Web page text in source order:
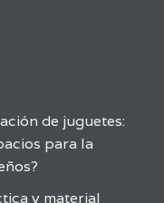
de juguetes:
para la
y material